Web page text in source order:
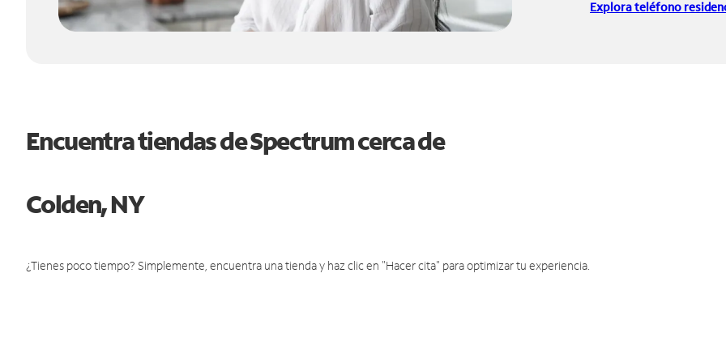
Explora teléfono
Encuentra tiendas de Spectrum cerca de
Colden, NY
¿Tienes poco tiempo? Simplemente, encuentra una tienda y haz clic en "Hacer cita" para optimizar tu experiencia.